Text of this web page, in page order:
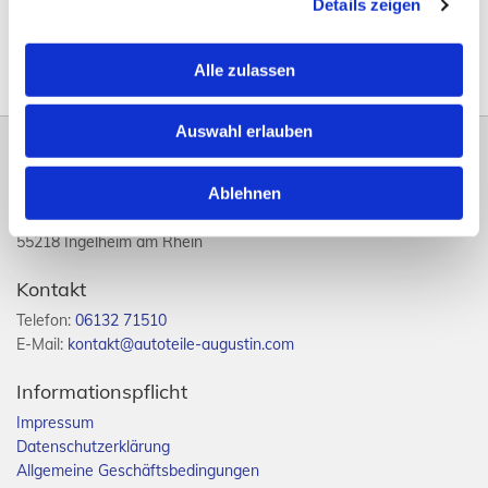
Details zeigen
Alle zulassen
Auswahl erlauben
Ablehnen
Adresse
Heinrich-Wieland-Straße 15
55218 Ingelheim am Rhein
Kontakt
Telefon: 06132 71510
E-Mail: kontakt@autoteile-augustin.com
Informationspflicht
Impressum
Datenschutzerklärung
Allgemeine Geschäftsbedingungen